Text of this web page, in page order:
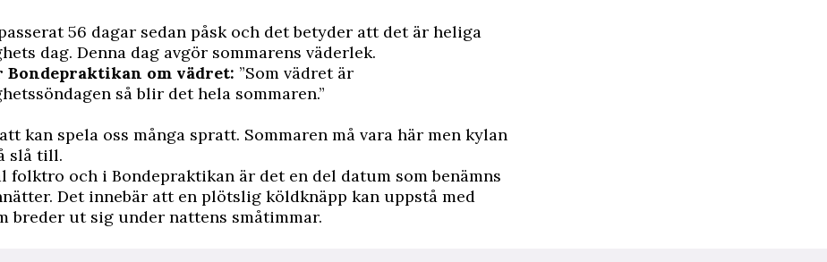
56 dagar sedan påsk och det betyder att det är heliga
dag. Denna dag avgör sommarens väderlek.
Bondepraktikan om vädret: ”Som vädret är
så blir det hela sommaren.”
kan spela oss många spratt. Sommaren må vara här men kylan
slå till.
folktro och i Bondepraktikan är det en del datum som benämns
Det innebär att en plötslig köldknäpp kan uppstå med
breder ut sig under nattens småtimmar.